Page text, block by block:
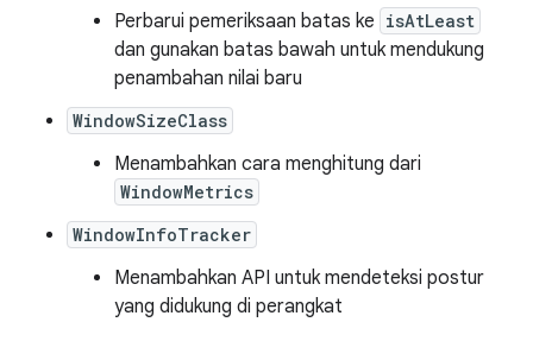
Perbarui pemeriksaan batas ke isAtLeast
dan gunakan batas bawah untuk mendukung
penambahan nilai baru
WindowSizeClass
Menambahkan cara menghitung dari
WindowMetrics
WindowInfoTracker
Menambahkan API untuk mendeteksi postur
yang didukung di perangkat